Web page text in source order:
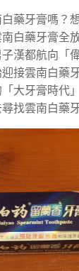
白藥牙膏嗎？
白藥牙膏全
漢都航向「
接雲南白藥
大牙膏時代」
找雲南白藥